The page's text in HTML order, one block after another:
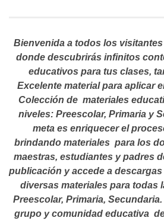
Bienvenida a todos los
donde descubrirás infinitos
educativos para tus clases,
Excelente material para aplicar
Colección de materiales
niveles: Preescolar, Primaria y
meta es enriquecer el
brindando materiales para los
maestras, estudiantes y padres
publicación y accede a
diversas materiales para todas
Preescolar, Primaria,
grupo y comunidad educativa